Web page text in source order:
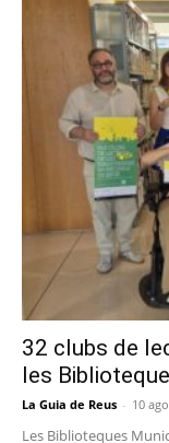
32 clubs de
les
La Guia de Reus - 10
Les Biblioteques